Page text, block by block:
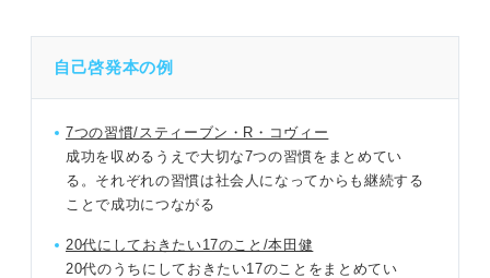
自己啓発本の例
7つの習慣/スティーブン・R・コヴィー
成功を収めるうえで大切な7つの習慣をまとめてい
る。それぞれの習慣は社会人になってからも継続する
ことで成功につながる
20代にしておきたい17のこと/本田健
20代のうちにしておきたい17のことをまとめてい